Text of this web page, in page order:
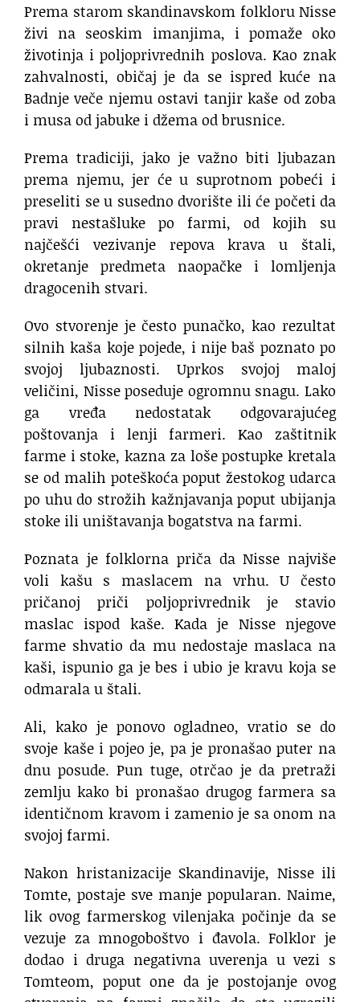
Prema starom skandinavskom folkloru Nisse
živi na seoskim imanjima, i pomaže oko
životinja i poljoprivrednih poslova. Kao znak
zahvalnosti, običaj je da se ispred kuće na
Badnje veče njemu ostavi tanjir kaše od zoba
i musa od jabuke i džema od brusnice.
Prema tradiciji, jako je važno biti ljubazan
prema njemu, jer će u suprotnom pobeći i
preseliti se u susedno dvorište ili će početi da
pravi nestašluke po farmi, od kojih su
najčešći vezivanje repova krava u štali,
okretanje predmeta naopačke i lomljenja
dragocenih stvari.
Ovo stvorenje je često punačko, kao rezultat
silnih kaša koje pojede, i nije baš poznato po
svojoj ljubaznosti. Uprkos svojoj maloj
veličini, Nisse poseduje ogromnu snagu. Lako
ga vređa nedostatak odgovarajućeg
poštovanja i lenji farmeri. Kao zaštitnik
farme i stoke, kazna za loše postupke kretala
se od malih poteškoća poput žestokog udarca
po uhu do strožih kažnjavanja poput ubijanja
stoke ili uništavanja bogatstva na farmi.
Poznata je folklorna priča da Nisse najviše
voli kašu s maslacem na vrhu. U često
pričanoj priči poljoprivrednik je stavio
maslac ispod kaše. Kada je Nisse njegove
farme shvatio da mu nedostaje maslaca na
kaši, ispunio ga je bes i ubio je kravu koja se
odmarala u štali.
Ali, kako je ponovo ogladneo, vratio se do
svoje kaše i pojeo je, pa je pronašao puter na
dnu posude. Pun tuge, otrčao je da pretraži
zemlju kako bi pronašao drugog farmera sa
identičnom kravom i zamenio je sa onom na
svojoj farmi.
Nakon hristanizacije Skandinavije, Nisse ili
Tomte, postaje sve manje popularan. Naime,
lik ovog farmerskog vilenjaka počinje da se
vezuje za mnogoboštvo i đavola. Folklor je
dodao i druga negativna uverenja u vezi s
Tomteom, poput one da je postojanje ovog